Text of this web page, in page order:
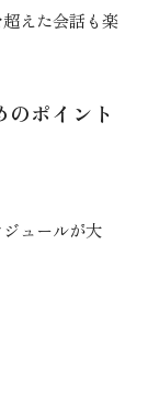
えた会話も楽
ポイント
ュールが大